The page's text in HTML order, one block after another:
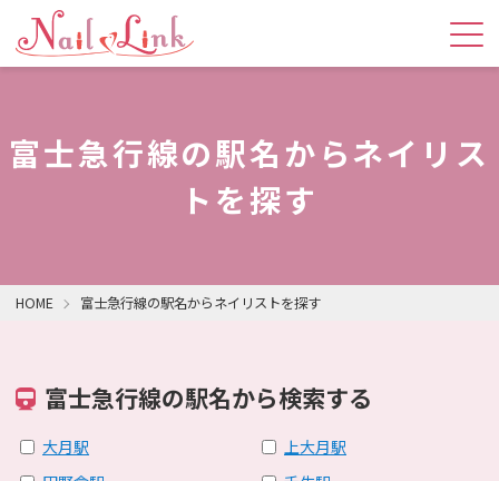
富士急行線の駅名からネイリス
トを探す
HOME 富士急行線の駅名からネイリストを探す
富士急行線の駅名から検索する
大月駅
上大月駅